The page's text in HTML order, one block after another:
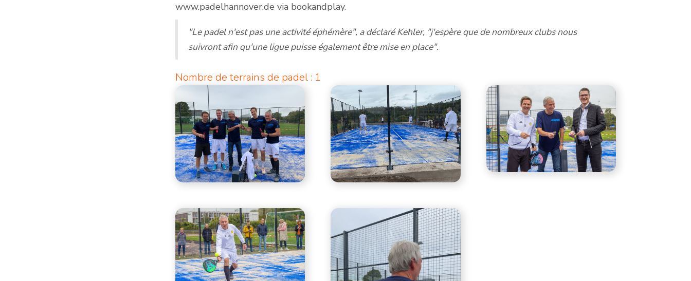
www.padelhannover.de via bookandplay.
"Le padel n'est pas une activité éphémère", a déclaré Kehler, "j'espère que de nombreux clubs nous
suivront afin qu'une ligue puisse également être mise en place".
Nombre de terrains de padel : 1